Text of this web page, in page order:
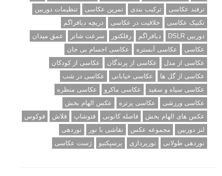
ترفند عکاسی
ترکیب بندی تمرین عکاسی
تنظیمات دوربین
تکنیک عکاسی
خلاقیت در عکاسی
دریچه دیافراگم
دوربین DSLR
دیافراگم رفلکتور سرعت شاتر
عمق میدان
عکاسی
عکاسی آبستره
عکاسی اجسام بی جان
عکاسی از مدل
عکاسی از پرندگان
عکاسی از کودکان
عکاسی از گل ها
عکاسی خیابانی
عکاسی در شب
عکاسی سیاه و سفید
عکاسی ماکرو
عکاسی منظره
عکاسی ورزشی
عکاسی پرتره
عکس الهام بخش
عکس های الهام بخش
فاصله کانونی فتوشاپ فلاش
فوکوس
لنز دوربین
مجموعه عکس نقاشی با نور
نوردهی
نوردهی طولانی
نورپردازی پرسپکتیو ژست عکاسی